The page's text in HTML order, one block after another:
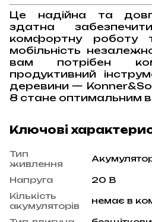
Це надійна та
здатна
комфортну роботу
мобільність
вам потрібен
продуктивний
деревини —
8 стане оптимальним
Ключові
Тип
живлення
Напруга
20 В
Кількість
акумуляторів
немає в